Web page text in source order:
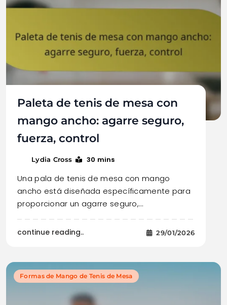
Paleta de tenis de mesa con
mango ancho: agarre seguro,
fuerza, control
Lydia Cross 30 mins
Una pala de tenis de mesa con mango
ancho está diseñada específicamente para
proporcionar un agarre seguro,…
continue reading.. 29/01/2026
Formas de Mango de Tenis de Mesa